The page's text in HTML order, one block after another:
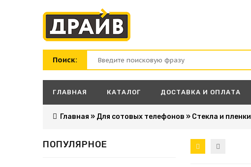
Поиск:
ГЛАВНАЯ КАТАЛОГ ДОСТАВКА И ОПЛАТА
Главная » Для сотовых телефонов » Стекла и пленки
ПОПУЛЯРНОЕ